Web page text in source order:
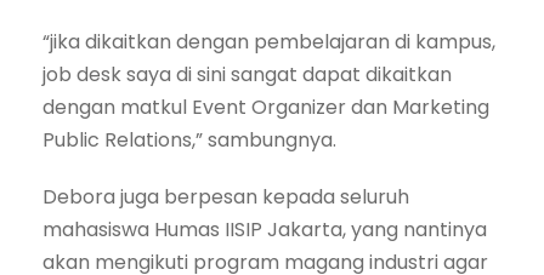
“jika dikaitkan dengan pembelajaran di kampus,
job desk saya di sini sangat dapat dikaitkan
dengan matkul Event Organizer dan Marketing
Public Relations,” sambungnya.
Debora juga berpesan kepada seluruh
mahasiswa Humas IISIP Jakarta, yang nantinya
akan mengikuti program magang industri agar